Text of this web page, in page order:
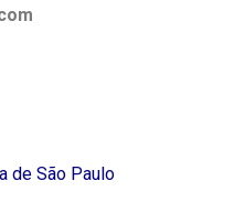
de São Paulo